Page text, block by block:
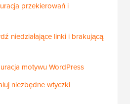
przekierowań i
niedziałające linki i brakującą
motywu WordPress
niezbędne wtyczki